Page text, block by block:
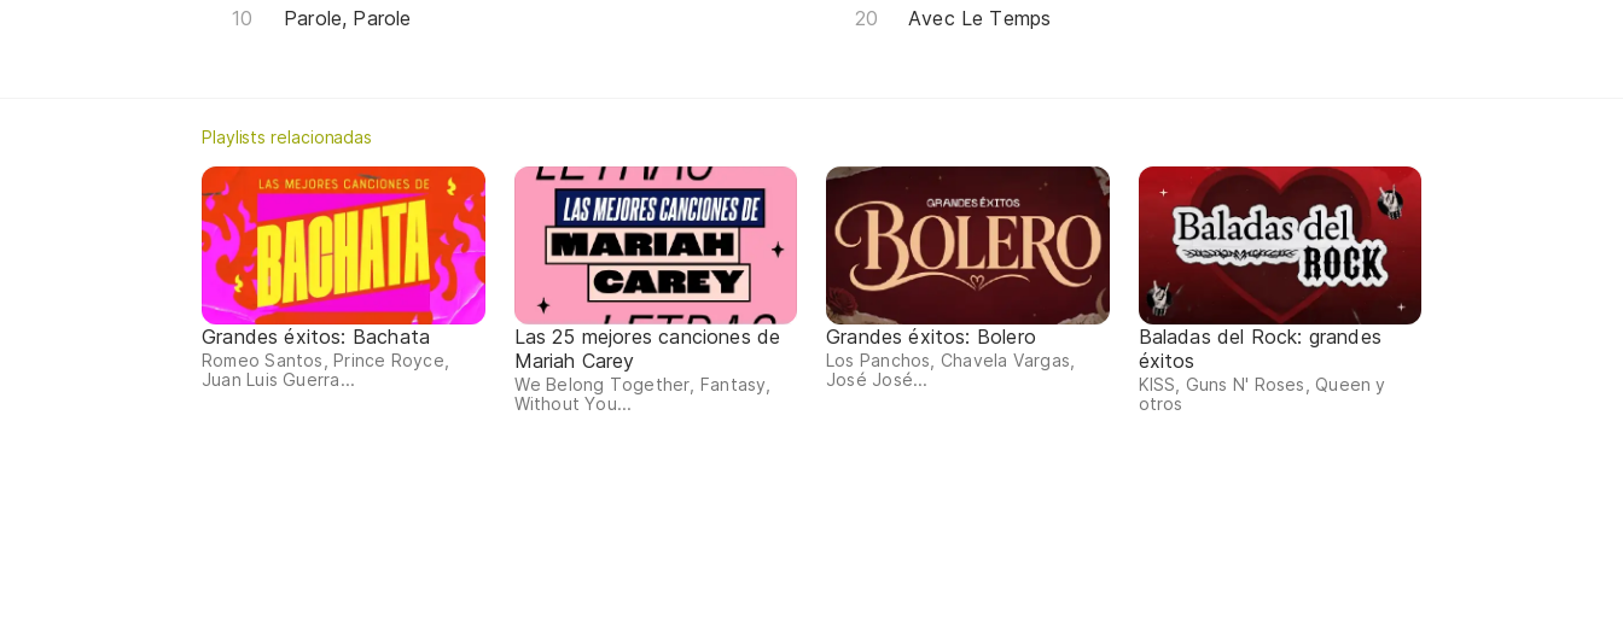
Parole, Parole
Avec Le Temps
Playlists relacionadas
Grandes éxitos: Bachata
Romeo Santos, Prince Royce,
Juan Luis Guerra...
Las 25 mejores canciones de
Mariah Carey
We Belong Together, Fantasy,
Without You...
Grandes éxitos: Bolero
Los Panchos, Chavela Vargas,
José José...
Baladas del Rock: grandes
éxitos
KISS, Guns N' Roses, Queen y
otros